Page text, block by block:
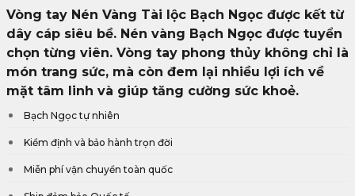
Vòng tay Nén Vàng Tài lộc Bạch Ngọc được kết từ
dây cáp siêu bề. Nén vàng Bạch Ngọc được tuyển
chọn từng viên. Vòng tay phong thủy không chỉ là
món trang sức, mà còn đem lại nhiều lợi ích về
mặt tâm linh và giúp tăng cường sức khoẻ.
Bạch Ngọc tự nhiên
Kiểm định và bảo hành trọn đời
Miễn phí vận chuyển toàn quốc